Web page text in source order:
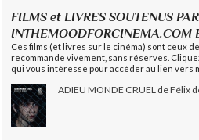
FILMS et LIVRES SOUTENUS PAR
INTHEMOODFORCINEMA.COM
Ces films (et livres sur le cinéma) sont ceux
recommande vivement, sans réserves.
qui vous intéresse pour accéder au lien vers
ADIEU MONDE CRUEL de Félix